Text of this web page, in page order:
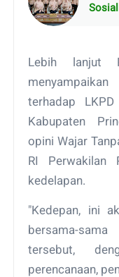
Lebih lanjut
terhadap
Kabupaten
opini Wajar
RI Perwakilan
kedelapan.
"Kedepan, ini
bersama-
tersebut,
perencanaan,